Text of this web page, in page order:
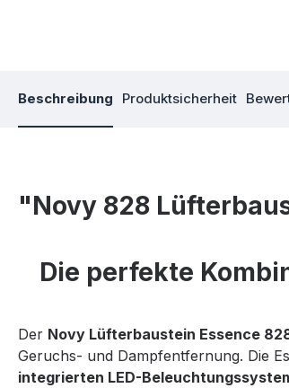
Beschreibung Produktsicherheit
"Novy 828
Die perfekte
Der Novy Lüfterbaustein Essence
Geruchs- und Dampfentfernung. Die
integrierten LED-